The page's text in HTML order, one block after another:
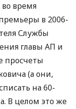
во время
в 2006-
Службы
главы АП и
просчеты
(а они,
на 60-
В целом это же